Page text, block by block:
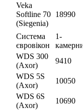
Veka
Softline 70
(Siegenia)
18990
Система
євровікон
1-
WDS 300
(Axor)
9410
WDS 5S
(Axor)
10050
WDS 6S
(Axor)
10690